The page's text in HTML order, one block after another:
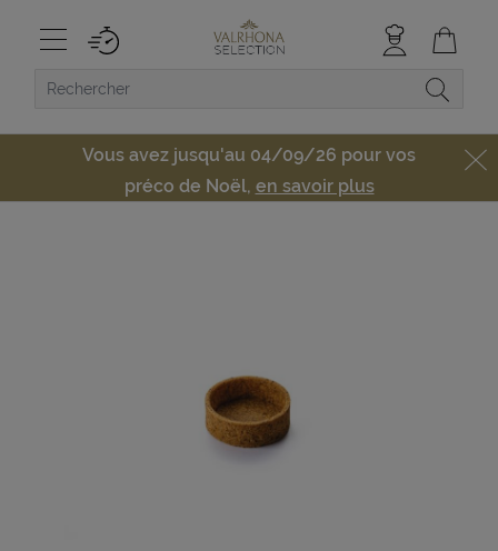
Vous avez jusqu'au 04/09/26 pour vos
préco de Noël, en savoir plus